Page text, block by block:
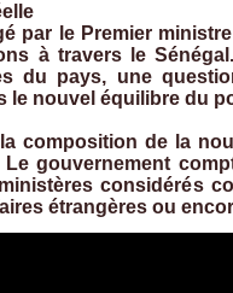
par le Premier
à travers le
du pays, une
le nouvel équilibre du
composition de la
gouvernement
considérés
étrangères ou